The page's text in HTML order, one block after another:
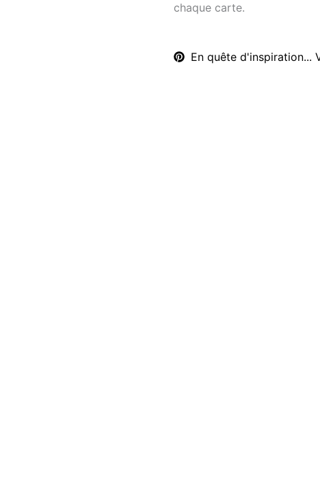
chaque carte.
En quête d'inspiration...